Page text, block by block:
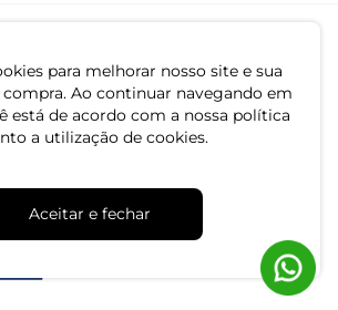
para melhorar nosso site e sua
compra. Ao continuar navegando em
está de acordo com a nossa política
a utilização de cookies.
Aceitar e fechar
CNPJ: 79.233.672/0001-05
391 - 89129-080 - Luiz Alves - SC